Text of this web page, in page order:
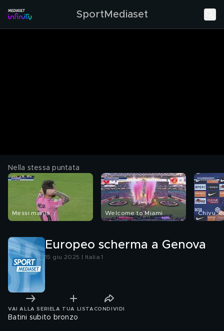
SportMediaset
Nella stessa puntata
Messi mania Welcome to Miami Chivu,
Europeo scherma a Genova
15 giu 2025 | Italia 1
VAI ALLA SERIE LA TUA LISTA CONDIVIDI
Batini subito bronzo